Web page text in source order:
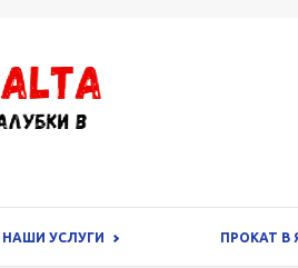
НАШИ УСЛУГИ ПРОКАТ В